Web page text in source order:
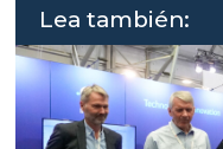
Lea también: